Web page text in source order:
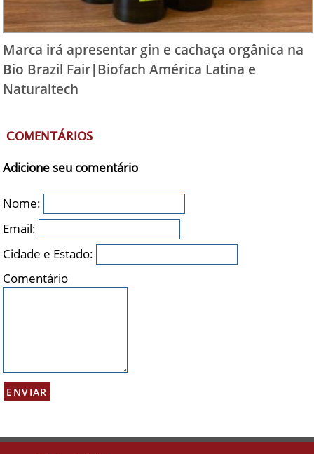
Marca irá apresentar gin e cachaça orgânica na
Bio Brazil Fair|Biofach América Latina e
Naturaltech
COMENTÁRIOS
Adicione seu comentário
Nome:
Email:
Cidade e Estado:
Comentário